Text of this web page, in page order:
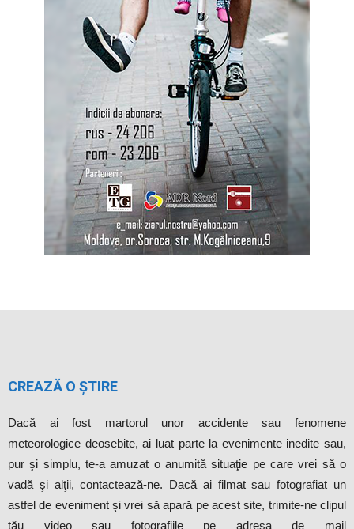
CREAZĂ O ȘTIRE
Dacă ai fost martorul unor accidente sau fenomene
meteorologice deosebite, ai luat parte la evenimente inedite sau,
pur şi simplu, te-a amuzat o anumită situaţie pe care vrei să o
vadă şi alţii, contactează-ne. Dacă ai filmat sau fotografiat un
astfel de eveniment şi vrei să apară pe acest site, trimite-ne clipul
tău video sau fotografiile pe adresa de mail